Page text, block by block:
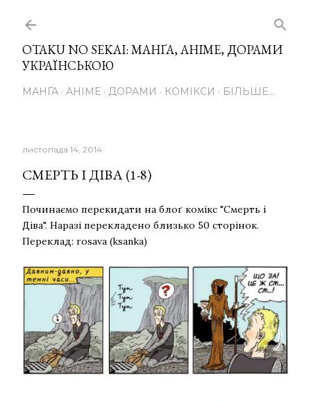
OTAKU NO SEKAI: МАНҐА, АНІМЕ, ДОРАМИ
УКРАЇНСЬКОЮ
МАНҐА АНІМЕ ДОРАМИ КОМІКСИ БІЛЬШЕ…
листопада 14, 2014
СМЕРТЬ І ДІВА (1-8)
Починаємо перекидати на блоґ комікс "Смерть і
Діва". Наразі перекладено близько 50 сторінок.
Переклад: rosava (ksanka)